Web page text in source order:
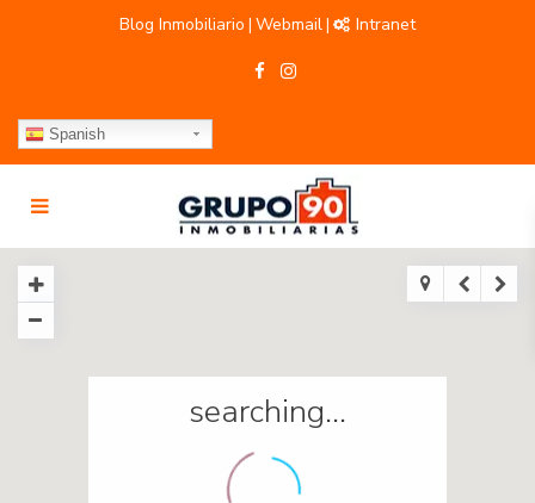
Blog Inmobiliario | Webmail| Intranet
Spanish
searching...